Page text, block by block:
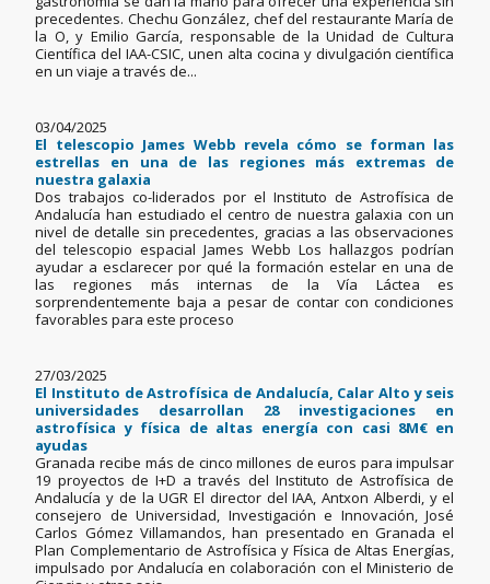
precedentes. Chechu González, chef del restaurante María de
la O, y Emilio García, responsable de la Unidad de Cultura
Científica del IAA-CSIC, unen alta cocina y divulgación científica
en un viaje a través de...
03/04/2025
El telescopio James Webb revela cómo se forman las
estrellas en una de las regiones más extremas de
nuestra galaxia
Dos trabajos co-liderados por el Instituto de Astrofísica de
Andalucía han estudiado el centro de nuestra galaxia con un
nivel de detalle sin precedentes, gracias a las observaciones
del telescopio espacial James Webb Los hallazgos podrían
ayudar a esclarecer por qué la formación estelar en una de
las regiones más internas de la Vía Láctea es
sorprendentemente baja a pesar de contar con condiciones
favorables para este proceso
27/03/2025
El Instituto de Astrofísica de Andalucía, Calar Alto y seis
universidades desarrollan 28 investigaciones en
astrofísica y física de altas energía con casi 8M€ en
ayudas
Granada recibe más de cinco millones de euros para impulsar
19 proyectos de I+D a través del Instituto de Astrofísica de
Andalucía y de la UGR El director del IAA, Antxon Alberdi, y el
consejero de Universidad, Investigación e Innovación, José
Carlos Gómez Villamandos, han presentado en Granada el
Plan Complementario de Astrofísica y Física de Altas Energías,
impulsado por Andalucía en colaboración con el Ministerio de